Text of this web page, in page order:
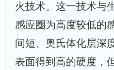
火技术。这一技术与
感应圈为高度较低的
间短、奥氏体化层深
表面得到高的硬度，